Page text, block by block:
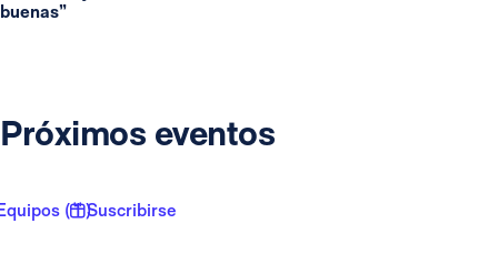
buenas”
Próximos eventos
( 1 )Suscribirse